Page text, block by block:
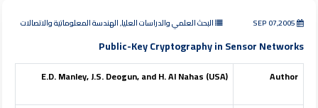
البحث العلمي والدراسات العليا, الهندسة المعلوماتية والاتصالات
Public-Key Cryptography in Sensor Networks
Author
E.D. Manley, J.S. Deogun, and H. Al Nahas (USA)